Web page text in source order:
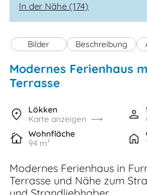
In der Nähe (174)
Bilder Beschreibung
Modernes Ferienhaus
Terrasse
Lökken
Karte anzeigen
Wohnfläche
94 m²
Modernes Ferienhaus in
Terrasse und Nähe zum